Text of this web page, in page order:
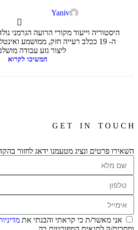
Yaniv
היסטוריה וייעוד מקורי הרועה הגרמני
ה- 19 ככלב רעייה חזק, ממושמע
ליצור גזע עבודה
המשיכו לקרוא
G E T I N T O U C H
השאירו פרטים ונציג מטעמנו ידאג לחזור
אני מאשר/ת כי קראתי והבנתי את